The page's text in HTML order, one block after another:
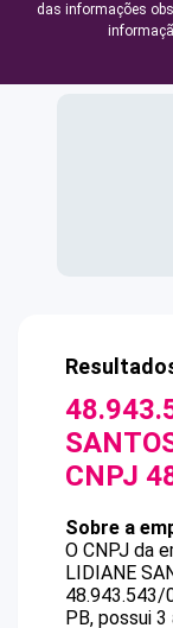
das informações
CNPJ
Sobre a
O CNPJ da
LIDIANE
48.943.543/
PB, possui